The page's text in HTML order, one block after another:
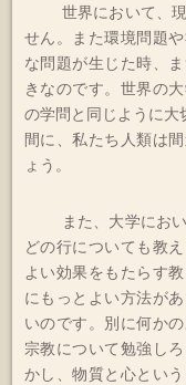
世界において、
せん。また環境問題
な問題が生じた時、
きなのです。世界の
の学問と同じように大
間に、私たち人類は
ょう。
また、大学にお
どの行についても教
よい効果をもたらす
にもっとよい方法が
いのです。別に何か
宗教について勉強し
かし、物質と心とい